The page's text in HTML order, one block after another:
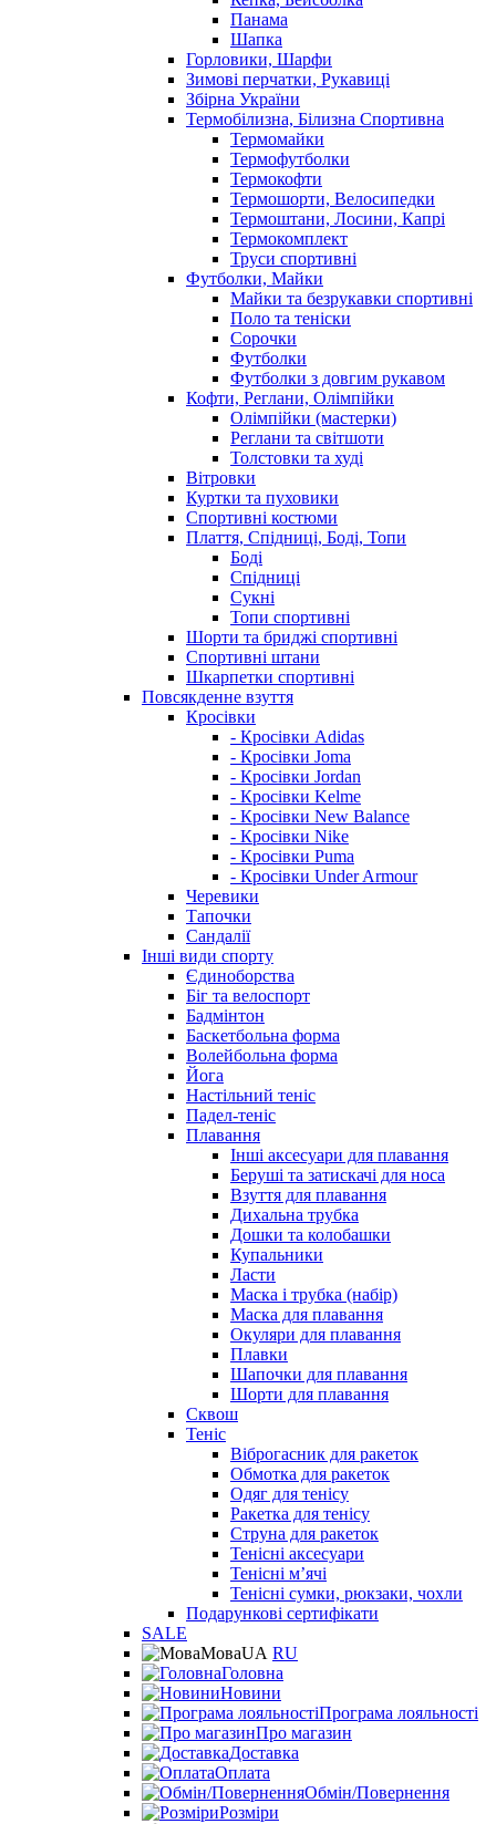
Панама
Шапка
Горловики, Шарфи
Зимові перчатки, Рукавиці
Збірна України
Термобілизна, Білизна Спортивна
Термомайки
Термофутболки
Термокофти
Термошорти, Велосипедки
Термоштани, Лосини, Капрі
Термокомплект
Труси спортивні
Футболки, Майки
Майки та безрукавки спортивні
Поло та теніски
Сорочки
Футболки
Футболки з довгим рукавом
Кофти, Реглани, Олімпійки
Олімпійки (мастерки)
Реглани та світшоти
Толстовки та худі
Вітровки
Куртки та пуховики
Спортивні костюми
Плаття, Спідниці, Боді, Топи
Боді
Спідниці
Сукні
Топи спортивні
Шорти та бриджі спортивні
Спортивні штани
Шкарпетки спортивні
Повсякденне взуття
Кросівки
- Кросівки Adidas
- Кросівки Joma
- Кросівки Jordan
- Кросівки Kelme
- Кросівки New Balance
- Кросівки Nike
- Кросівки Puma
- Кросівки Under Armour
Черевики
Тапочки
Сандалії
Інші види спорту
Єдиноборства
Біг та велоспорт
Бадмінтон
Баскетбольна форма
Волейбольна форма
Йога
Настільний теніс
Падел-теніс
Плавання
Інші аксесуари для плавання
Беруші та затискачі для носа
Взуття для плавання
Дихальна трубка
Дошки та колобашки
Купальники
Ласти
Маска і трубка (набір)
Маска для плавання
Окуляри для плавання
Плавки
Шапочки для плавання
Шорти для плавання
Сквош
Теніс
Віброгасник для ракеток
Обмотка для ракеток
Одяг для тенісу
Ракетка для тенісу
Струна для ракеток
Тенісні аксесуари
Тенісні мʼячі
Тенісні сумки, рюкзаки, чохли
Подарункові сертифікати
SALE
МоваUA RU
Головна
Новини
Програма лояльності
Про магазин
Доставка
Оплата
Обмін/Повернення
Розміри